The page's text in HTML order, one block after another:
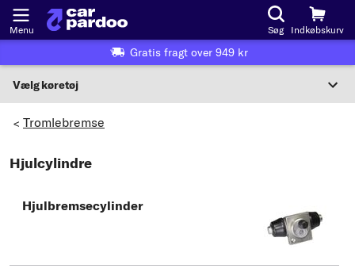
Menu Søg Indkøbskurv
Gratis fragt over 949 kr
Vælg køretøj
Vælg type
> Tromlebremse
Hjulcylindre
Hjulbremsecylinder